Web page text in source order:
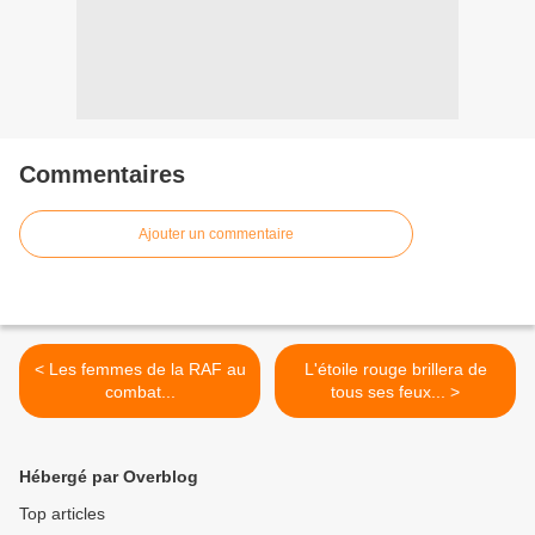
Commentaires
Ajouter un commentaire
< Les femmes de la RAF au
combat...
L'étoile rouge brillera de
tous ses feux... >
Hébergé par Overblog
Top articles